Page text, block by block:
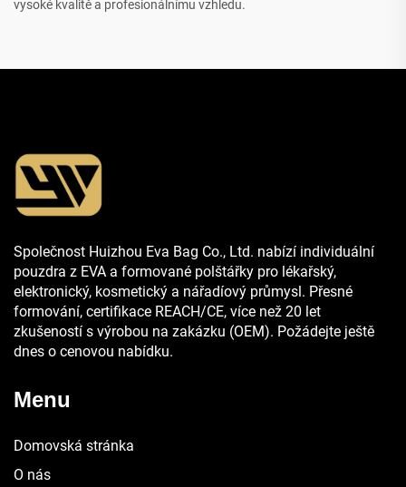
vysoké kvalitě a profesionálnímu vzhledu.
Společnost Huizhou Eva Bag Co., Ltd. nabízí individuální
pouzdra z EVA a formované polštářky pro lékařský,
elektronický, kosmetický a nářadíový průmysl. Přesné
formování, certifikace REACH/CE, více než 20 let
zkušeností s výrobou na zakázku (OEM). Požádejte ještě
dnes o cenovou nabídku.
Menu
Domovská stránka
O nás